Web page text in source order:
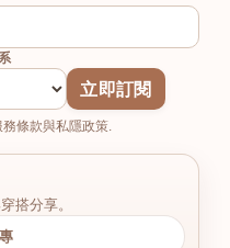
立即訂閱
條款與私隱政策.
搭分享。